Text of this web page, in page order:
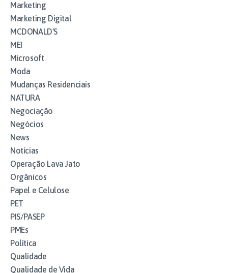
Marketing
Marketing Digital
MCDONALD'S
MEI
Microsoft
Moda
Mudanças Residenciais
NATURA
Negociação
Negócios
News
Notícias
Operação Lava Jato
Orgânicos
Papel e Celulose
PET
PIS/PASEP
PMEs
Política
Qualidade
Qualidade de Vida